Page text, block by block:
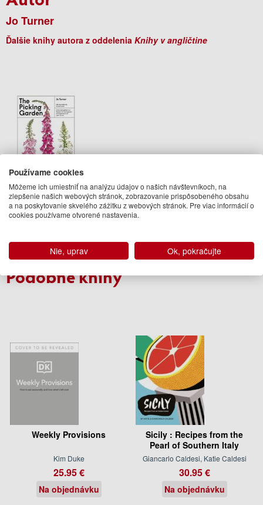
Jo Turner
Ďalšie knihy autora z oddelenia Knihy v angličtine
The Picking Garden
Jo Turner
Na sklade
Podobné knihy
Weekly Provisions
Kim Duke
25.95 €
Na objednávku
Sicily : Recipes from the
Pearl of Southern Italy
Giancarlo Caldesi, Katie Caldesi
30.95 €
Na objednávku
Používame cookies
Môžeme ich umiestniť na analýzu údajov o našich návštevníkoch, na
zlepšenie našich webových stránok, zobrazovanie prispôsobeného obsahu
a na poskytovanie skvelého zážitku z webových stránok. Pre viac informácií o
cookies používame otvorené nastavenia.
Nie, uprav Ok, pokračujte